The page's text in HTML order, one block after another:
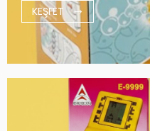
KEŞFET